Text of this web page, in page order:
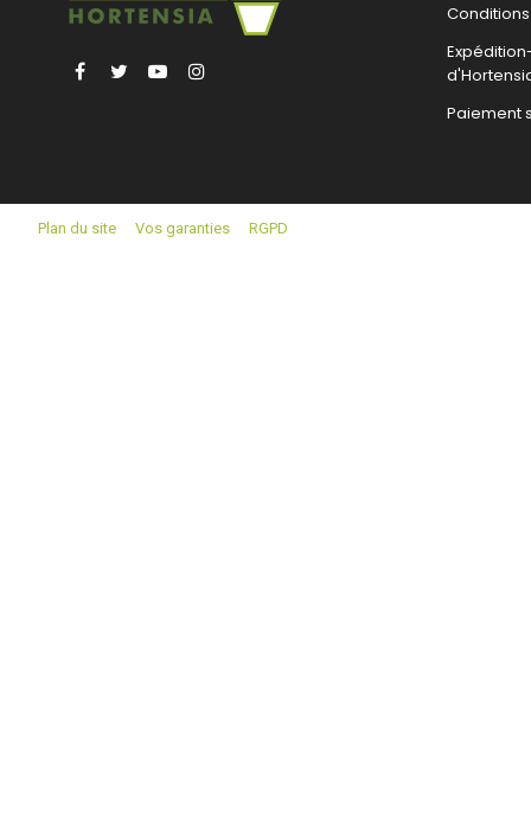
Facebook
Twitter YouTube
Paiement
Plan du site Vos garanties RGPD